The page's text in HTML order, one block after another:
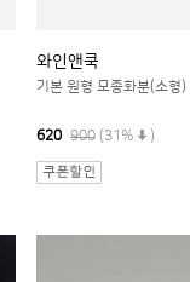
와인앤쿡
기본 원형 모종화분(소형)
620 900 (31% )